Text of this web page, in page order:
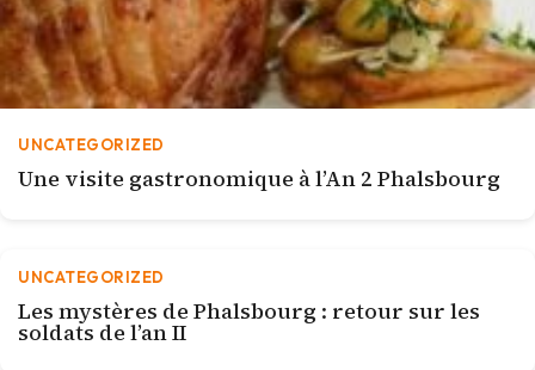
UNCATEGORIZED
Une visite gastronomique à l’An 2 Phalsbourg
UNCATEGORIZED
Les mystères de Phalsbourg : retour sur les
soldats de l’an II